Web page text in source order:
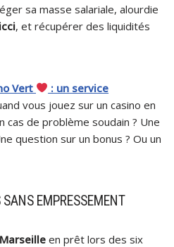
sa masse salariale, alourdie
, et récupérer des liquidités
Vert
: un service
vous jouez sur un casino en
cas de problème soudain ? Une
question sur un bonus ? Ou un
SANS EMPRESSEMENT
en prêt lors des six